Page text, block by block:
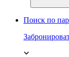
Поиск по